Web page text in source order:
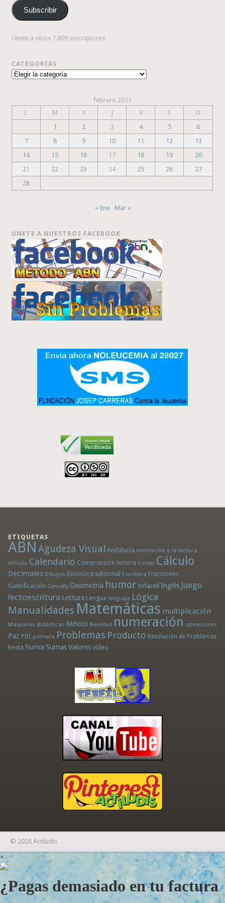
correo
electrónico
Subscribir
Únete a otros 7.609 suscriptores
CATEGORÍAS
Categorías
febrero 2011
L
M X J V S
D
1
2 3 4 5
6
7
8 9 10 11 12
13
14
15 16 17 18 19
20
21
22 23 24 25 26
27
28
« Ene Mar »
ÚNETE A NUESTROS FACEBOOK
ETIQUETAS
ABN Agudeza Visual Andalucía Animación a la lectura
Artículo Calendario Comprensión lectora Contar Cálculo
Decimales Dibujos División tradicional Escritura Fracciones
Gamificación Genially Geometría humor Infantil Inglés Juego
lectoescritura Lectura Lengua lenguaje Lógica
Manualidades Matemáticas multiplicación
Máquinas didácticas México Navidad numeración operaciones
Paz PDI primaria Problemas Producto Resolución de Problemas
Resta Suma Sumas Valores vídeo
© 2026 Actiludis
×
¿Pagas demasiado en tu factura